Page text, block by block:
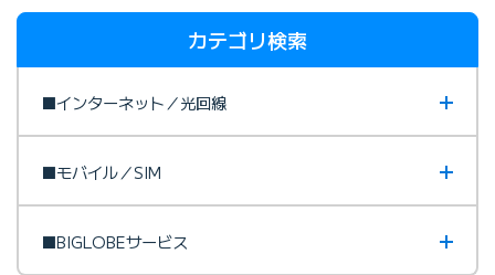
カテゴリ検索
■インターネット／光回線
■モバイル／SIM
■BIGLOBEサービス